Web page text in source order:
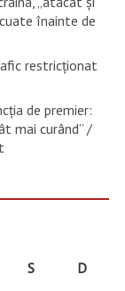
înainte de
restricționat
de premier:
mai curând” /
S
D